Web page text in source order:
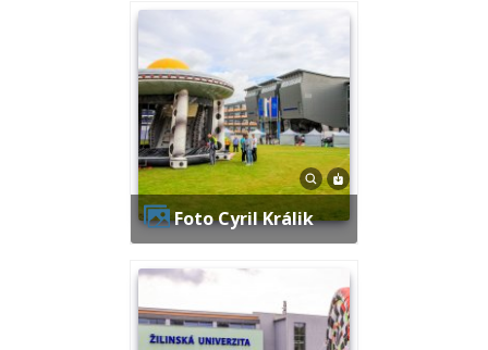
Foto Cyril Králik